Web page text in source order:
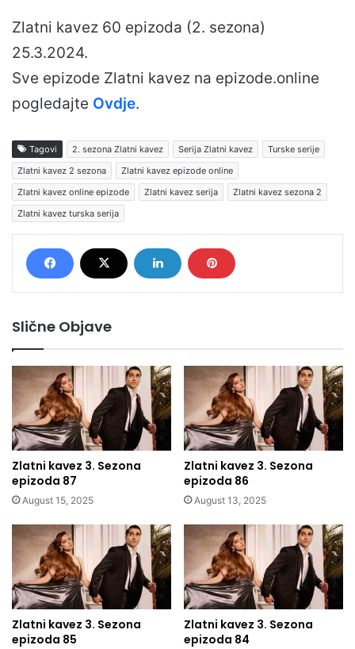
Zlatni kavez 60 epizoda (2. sezona)
25.3.2024.
Sve epizode Zlatni kavez na epizode.online
pogledajte Ovdje.
Tagovi 2. sezona Zlatni kavez Serija Zlatni kavez
Turske serije
Zlatni kavez 2 sezona
Zlatni kavez epizode online
Zlatni kavez online epizode
Zlatni kavez serija
Zlatni kavez sezona 2
Zlatni kavez turska serija
Slične Objave
Zlatni kavez 3. Sezona
epizoda 87
August 15, 2025
Zlatni kavez 3. Sezona
epizoda 86
August 13, 2025
Zlatni kavez 3. Sezona
epizoda 85
Zlatni kavez 3. Sezona
epizoda 84